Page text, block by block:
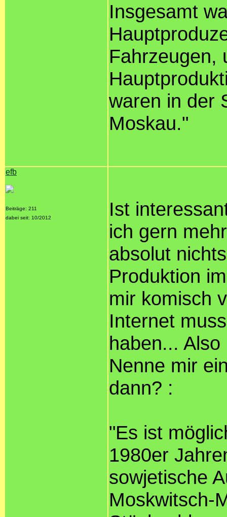
Insgesamt
Fahrzeugen,
waren in der
Moskau."
efb
Beiträge: 211
dabei seit: 10/2012
Ist
ich gern
absolut
Produktion
mir komisch
Internet
haben...
Nenne mir
dann? :
"Es ist
1980er
sowjetische
Moskwitsch-